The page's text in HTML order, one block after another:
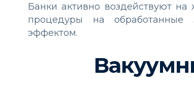
Банки активно воздействуют
процедуры на обработанные
эффектом.